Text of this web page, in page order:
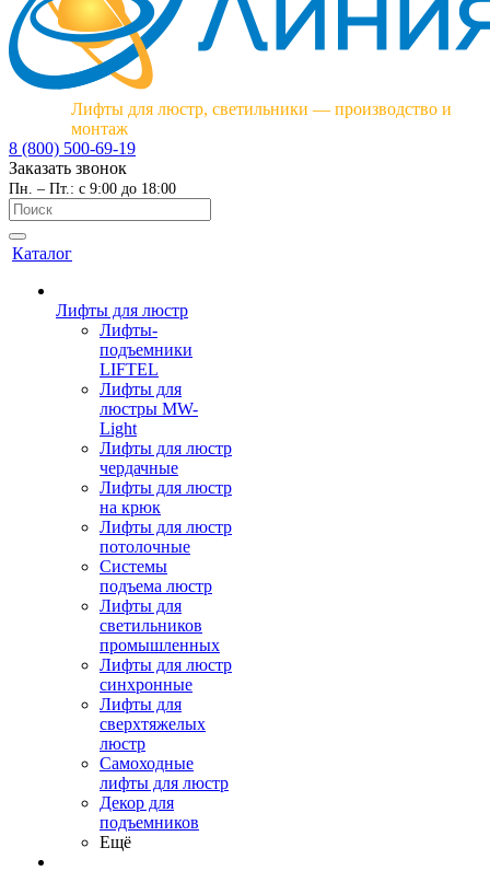
Лифты для люстр, светильники — производство и
монтаж
8 (800) 500-69-19
Заказать звонок
Пн. – Пт.: с 9:00 до 18:00
Каталог
Лифты для люстр
Лифты-
подъемники
LIFTEL
Лифты для
люстры MW-
Light
Лифты для люстр
чердачные
Лифты для люстр
на крюк
Лифты для люстр
потолочные
Системы
подъема люстр
Лифты для
светильников
промышленных
Лифты для люстр
синхронные
Лифты для
сверхтяжелых
люстр
Самоходные
лифты для люстр
Декор для
подъемников
Ещё